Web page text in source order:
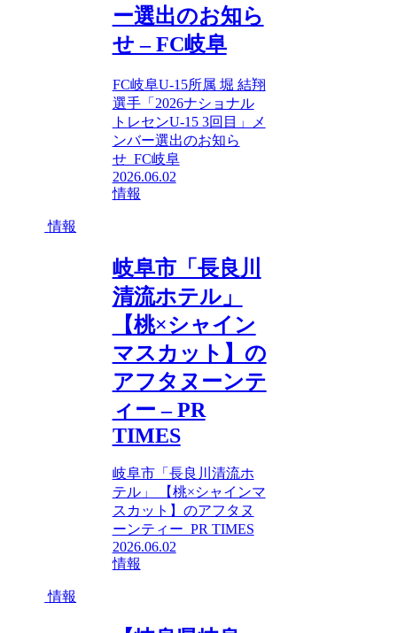
ー選出のお知ら
せ – FC岐阜
FC岐阜U-15所属 堀 結翔
選手「2026ナショナル
トレセンU-15 3回目」メ
ンバー選出のお知ら
せ FC岐阜
2026.06.02
情報
情報
岐阜市「長良川
清流ホテル」
【桃×シャイン
マスカット】の
アフタヌーンテ
ィー – PR
TIMES
岐阜市「長良川清流ホ
テル」 【桃×シャインマ
スカット】のアフタヌ
ーンティー PR TIMES
2026.06.02
情報
情報